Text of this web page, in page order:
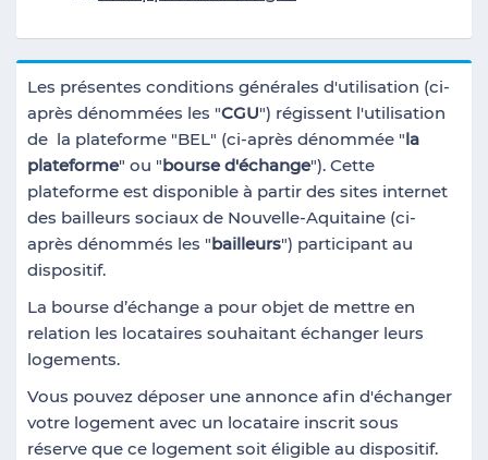
Les présentes conditions générales d'utilisation (ci-
après dénommées les "CGU") régissent l'utilisation
de la plateforme "BEL" (ci-après dénommée "la
plateforme" ou "bourse d'échange"). Cette
plateforme est disponible à partir des sites internet
des bailleurs sociaux de Nouvelle-Aquitaine (ci-
après dénommés les "bailleurs") participant au
dispositif.
La bourse d’échange a pour objet de mettre en
relation les locataires souhaitant échanger leurs
logements.
Vous pouvez déposer une annonce afin d'échanger
votre logement avec un locataire inscrit sous
réserve que ce logement soit éligible au dispositif.